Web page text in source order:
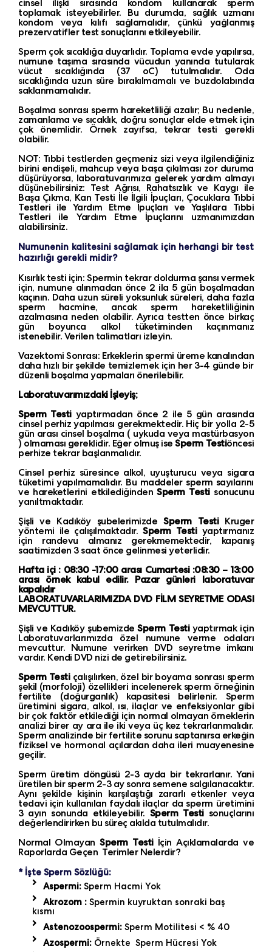
cinsel ilişki sırasında kondom kullanarak sperm
toplamak isteyebilirler. Bu durumda, sağlık uzmanı
kondom veya kılıfı sağlamalıdır, çünkü yağlanmış
prezervatifler test sonuçlarını etkileyebilir.
Sperm çok sıcaklığa duyarlıdır. Toplama evde yapılırsa,
numune taşıma sırasında vücudun yanında tutularak
vücut sıcaklığında (37 oC) tutulmalıdır. Oda
sıcaklığında uzun süre bırakılmamalı ve buzdolabında
saklanmamalıdır.
Boşalma sonrası sperm hareketliliği azalır; Bu nedenle,
zamanlama ve sıcaklık, doğru sonuçlar elde etmek için
çok önemlidir. Örnek zayıfsa, tekrar testi gerekli
olabilir.
NOT: Tıbbi testlerden geçmeniz sizi veya ilgilendiğiniz
birini endişeli, mahcup veya başa çıkılması zor duruma
düşürüyorsa, laboratuvarımıza gelerek yardım almayı
düşünebilirsiniz: Test Ağrısı, Rahatsızlık ve Kaygı ile
Başa Çıkma, Kan Testi İle İlgili İpuçları, Çocuklara Tıbbi
Testleri ile Yardım Etme İpuçları ve Yaşlılara Tıbbi
Testleri ile Yardım Etme İpuçlarını uzmanımızdan
alabilirsiniz.
Numunenin kalitesini sağlamak için herhangi bir test
hazırlığı gerekli midir?
Kısırlık testi için: Spermin tekrar doldurma şansı vermek
için, numune alınmadan önce 2 ila 5 gün boşalmadan
kaçının. Daha uzun süreli yoksunluk süreleri, daha fazla
sperm hacmine, ancak sperm hareketliliğinin
azalmasına neden olabilir. Ayrıca testten önce birkaç
gün boyunca alkol tüketiminden kaçınmanız
istenebilir. Verilen talimatları izleyin.
Vazektomi Sonrası: Erkeklerin spermi üreme kanalından
daha hızlı bir şekilde temizlemek için her 3-4 günde bir
düzenli boşalma yapmaları önerilebilir.
Laboratuvarımızdaki İşleyiş;
Sperm Testiyaptırmadan önce 2 ile 5 gün arasında
cinsel perhiz yapılması gerekmektedir. Hiç bir yolla 2-5
gün arası cinsel boşalma ( uykuda veya mastürbasyon
) olmaması gereklidir. Eğer olmuş iseSperm Testiöncesi
perhize tekrar başlanmalıdır.
Cinsel perhiz süresince alkol, uyuşturucu veya sigara
tüketimi yapılmamalıdır. Bu maddeler sperm sayılarını
ve hareketlerini etkilediğindenSperm Testisonucunu
yanıltmaktadır.
Şişli ve Kadıköy şubelerimizdeSperm TestiKruger
yöntemi ile çalışılmaktadır.Sperm Testiyaptırmanız
için randevu almanız gerekmemektedir, kapanış
saatimizden 3 saat önce gelinmesi yeterlidir.
Hafta içi : 08:30 -17:00 arası Cumartesi :08:30 – 13:00
arası örnek kabul edilir. Pazar günleri laboratuvar
kapalıdır
LABORATUVARLARIMIZDA DVD FİLM SEYRETME ODASI
MEVCUTTUR.
Şişli ve Kadıköy şubemizdeSperm Testiyaptırmak için
Laboratuvarlarımızda özel numune verme odaları
mevcuttur. Numune verirken DVD seyretme imkanı
vardır. Kendi DVD nizi de getirebilirsiniz.
Sperm Testiçalışılırken, özel bir boyama sonrası sperm
şekil (morfoloji) özellikleri incelenerek sperm örneğinin
fertilite (doğurganlık) kapasitesi belirlenir. Sperm
üretimini sigara, alkol, ısı, ilaçlar ve enfeksiyonlar gibi
bir çok faktör etkilediği için normal olmayan örneklerin
analizi birer ay ara ile iki veya üç kez tekrarlanmalıdır.
Sperm analizinde bir fertilite sorunu saptanırsa erkeğin
fiziksel ve hormonal açılardan daha ileri muayenesine
geçilir.
Sperm üretim döngüsü 2-3 ayda bir tekrarlanır. Yani
üretilen bir sperm 2-3 ay sonra semene salgılanacaktır.
Aynı şekilde kişinin karşılaştığı zararlı etkenler veya
tedavi için kullanılan faydalı ilaçlar da sperm üretimini
3 ayın sonunda etkileyebilir. Sperm Testisonuçlarını
değerlendirirken bu süreç akılda tutulmalıdır.
Normal OlmayanSperm Testiİçin Açıklamalarda ve
Raporlarda Geçen Terimler Nelerdir?
* İşte Sperm Sözlüğü:
Aspermi: Sperm Hacmi Yok
Akrozom : Spermin kuyruktan sonraki baş
kısmı
Astenozoospermi: Sperm Motilitesi < % 40
Azospermi: Örnekte Sperm Hücresi Yok